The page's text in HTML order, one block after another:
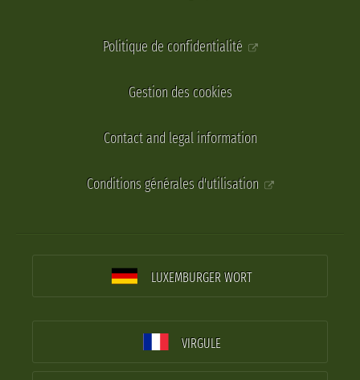
Politique de confidentialité
Gestion des cookies
Contact and legal information
Conditions générales d'utilisation
LUXEMBURGER WORT
VIRGULE